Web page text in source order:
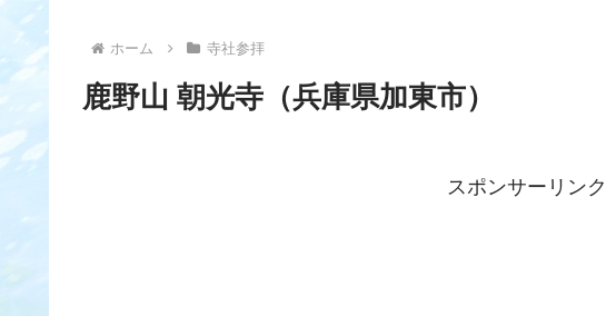
ホーム 寺社参拝
鹿野山 朝光寺（兵庫県加東市）
スポンサーリンク